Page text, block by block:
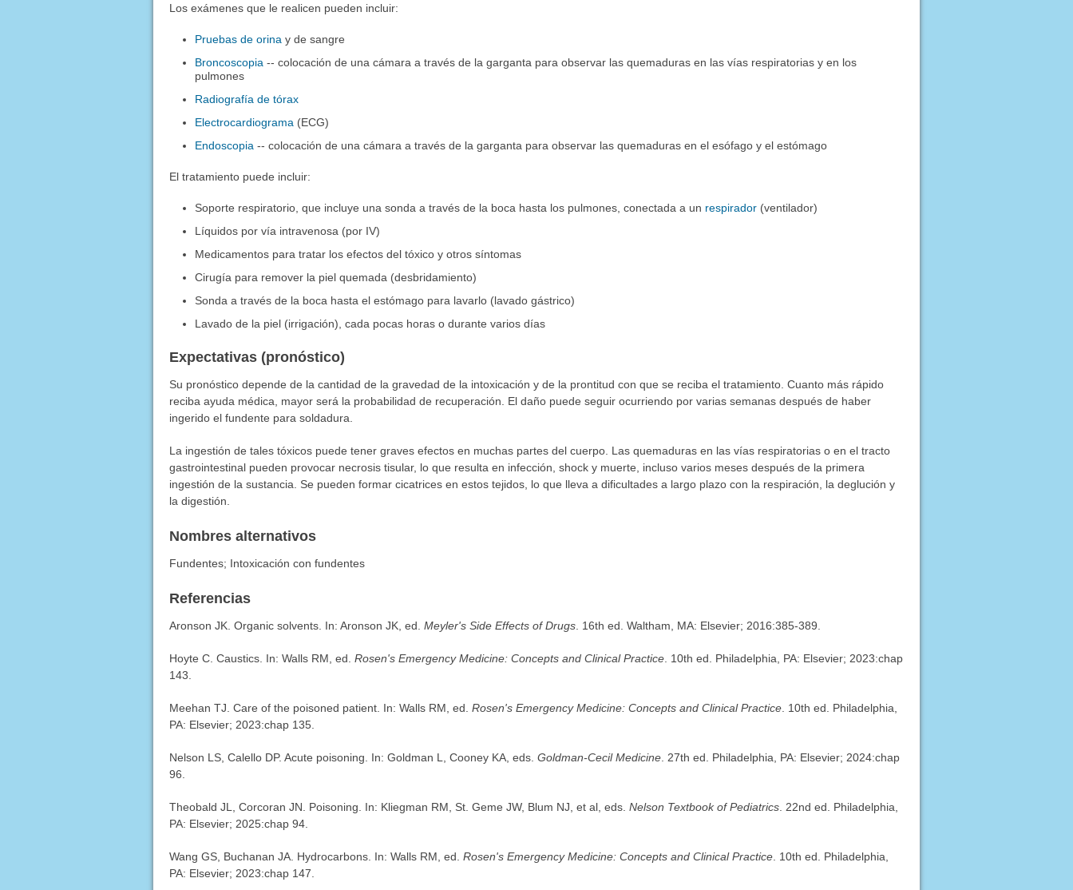
Los exámenes que le realicen pueden incluir:
Pruebas de orina y de sangre
Broncoscopia -- colocación de una cámara a través de la garganta para observar las quemaduras en las vías respiratorias y en los
pulmones
Radiografía de tórax
Electrocardiograma (ECG)
Endoscopia -- colocación de una cámara a través de la garganta para observar las quemaduras en el esófago y el estómago
El tratamiento puede incluir:
Soporte respiratorio, que incluye una sonda a través de la boca hasta los pulmones, conectada a un respirador (ventilador)
Líquidos por vía intravenosa (por IV)
Medicamentos para tratar los efectos del tóxico y otros síntomas
Cirugía para remover la piel quemada (desbridamiento)
Sonda a través de la boca hasta el estómago para lavarlo (lavado gástrico)
Lavado de la piel (irrigación), cada pocas horas o durante varios días
Expectativas (pronóstico)
Su pronóstico depende de la cantidad de la gravedad de la intoxicación y de la prontitud con que se reciba el tratamiento. Cuanto más rápido
reciba ayuda médica, mayor será la probabilidad de recuperación. El daño puede seguir ocurriendo por varias semanas después de haber
ingerido el fundente para soldadura.
La ingestión de tales tóxicos puede tener graves efectos en muchas partes del cuerpo. Las quemaduras en las vías respiratorias o en el tracto
gastrointestinal pueden provocar necrosis tisular, lo que resulta en infección, shock y muerte, incluso varios meses después de la primera
ingestión de la sustancia. Se pueden formar cicatrices en estos tejidos, lo que lleva a dificultades a largo plazo con la respiración, la deglución y
la digestión.
Nombres alternativos
Fundentes; Intoxicación con fundentes
Referencias
Aronson JK. Organic solvents. In: Aronson JK, ed. Meyler's Side Effects of Drugs. 16th ed. Waltham, MA: Elsevier; 2016:385-389.
Hoyte C. Caustics. In: Walls RM, ed. Rosen's Emergency Medicine: Concepts and Clinical Practice. 10th ed. Philadelphia, PA: Elsevier; 2023:chap
143.
Meehan TJ. Care of the poisoned patient. In: Walls RM, ed. Rosen's Emergency Medicine: Concepts and Clinical Practice. 10th ed. Philadelphia,
PA: Elsevier; 2023:chap 135.
Nelson LS, Calello DP. Acute poisoning. In: Goldman L, Cooney KA, eds. Goldman-Cecil Medicine. 27th ed. Philadelphia, PA: Elsevier; 2024:chap
96.
Theobald JL, Corcoran JN. Poisoning. In: Kliegman RM, St. Geme JW, Blum NJ, et al, eds. Nelson Textbook of Pediatrics. 22nd ed. Philadelphia,
PA: Elsevier; 2025:chap 94.
Wang GS, Buchanan JA. Hydrocarbons. In: Walls RM, ed. Rosen's Emergency Medicine: Concepts and Clinical Practice. 10th ed. Philadelphia,
PA: Elsevier; 2023:chap 147.